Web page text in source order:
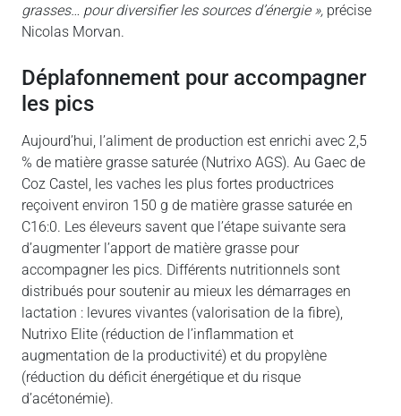
grasses… pour diversifier les sources d’énergie », précise
Nicolas Morvan.
déplafonnement pour accompagner
les pics
Aujourd’hui, l’aliment de production est enrichi avec 2,5
% de matière grasse saturée (Nutrixo AGS). Au Gaec de
Coz Castel, les vaches les plus fortes productrices
reçoivent environ 150 g de matière grasse saturée en
C16:0. Les éleveurs savent que l’étape suivante sera
d’augmenter l’apport de matière grasse pour
accompagner les pics. Différents nutritionnels sont
distribués pour soutenir au mieux les démarrages en
lactation : levures vivantes (valorisation de la fibre),
Nutrixo Elite (réduction de l’inflammation et
augmentation de la productivité) et du propylène
(réduction du déficit énergétique et du risque
d’acétonémie).